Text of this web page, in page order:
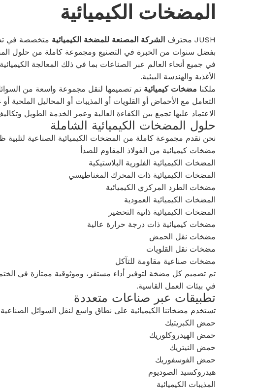
المضخات الكيميائية
JUSH محترف الشركة المصنعة للمضخة الكيميائية متخصصة في
بفضل سنوات من الخبرة في التصنيع ومجموعة كاملة من حلول
في جميع أنحاء العالم عبر الصناعات بما في ذلك المعالجة
الأغذية والهندسة البيئية.
ملكنا مضخات كيميائية تم تصميمها لنقل مجموعة واسعة من
التعامل مع الأحماض أو القلويات أو المذيبات أو المحاليل الملحية
الاعتماد عليها تجمع بين الكفاءة العالية وعمر الخدمة الطويل
حلول المضخات الكيميائية الشاملة
نحن نقدم مجموعة كاملة من المضخات الكيميائية الصناعية
مضخات كيميائية من الفولاذ المقاوم للصدأ
المضخات الكيميائية الفلورية البلاستيكية
المضخات الكيميائية ذات المحرك المغناطيسي
مضخات الطرد المركزي الكيميائية
المضخات الكيميائية العمودية
المضخات الكيميائية ذاتية التحضير
مضخات كيميائية ذات درجة حرارة عالية
مضخات نقل الحمض
مضخات نقل القلويات
مضخات صناعية مقاومة للتآكل
تم تصميم كل مضخة لتوفير أداء مستقر، وموثوقية ممتازة في
في بيئات العمل القاسية.
تطبيقات عبر صناعات متعددة
تستخدم مضخاتنا الكيميائية على نطاق واسع لنقل السوائل
حمض الكبريتيك
حمض الهيدروكلوريك
حمض النيتريك
حمض الفوسفوريك
هيدروكسيد الصوديوم
المذيبات الكيميائية